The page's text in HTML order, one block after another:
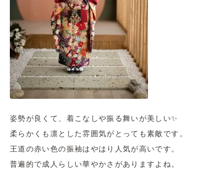
姿勢が良くて、着こなしや振る舞いが美しい✨
柔らかくも凛とした雰囲気がとっても素敵です。
王道の赤い色の振袖はやはり人気が高いです。
普遍的で成人らしい華やかさがありますよね。